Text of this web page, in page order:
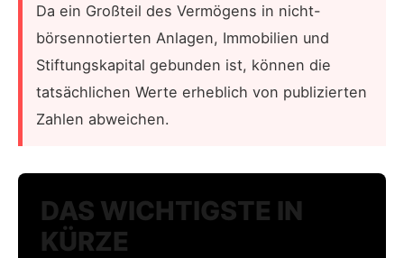
Da ein Großteil des Vermögens in nicht-
börsennotierten Anlagen, Immobilien und
Stiftungskapital gebunden ist, können die
tatsächlichen Werte erheblich von publizierten
Zahlen abweichen.
DAS WICHTIGSTE IN
KÜRZE